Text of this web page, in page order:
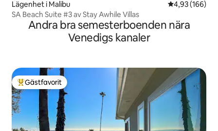
Lägenhet i Malibu 4,93 av 5 i
4,93 (166)
SA Beach Suite #3 av Stay Awhile Villas
Andra bra semesterboenden nära
Venedigs kanaler
Populär gästfavorit
Gästfavorit